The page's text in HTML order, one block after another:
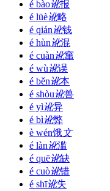
é bào讹报
é lüè讹略
é qián讹钱
é hùn讹混
é cuàn讹窜
é wù讹误
é běn讹本
é shòu讹兽
é yì讹异
é bì讹弊
è wén饿文
é làn讹滥
é quē讹缺
é cuò讹错
é shī讹失